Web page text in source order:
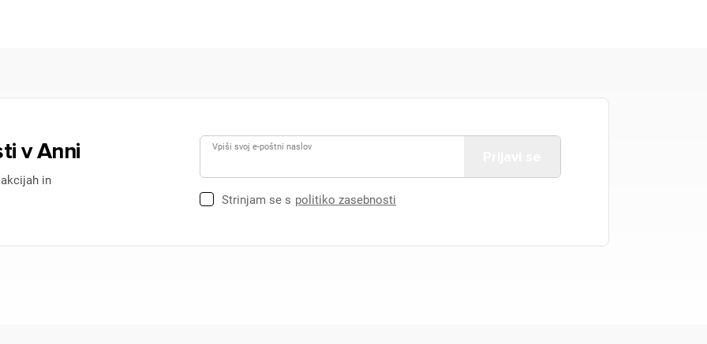
v Anni
in
Vpiši svoj e-poštni naslov
Strinjam se s politiko zasebnosti